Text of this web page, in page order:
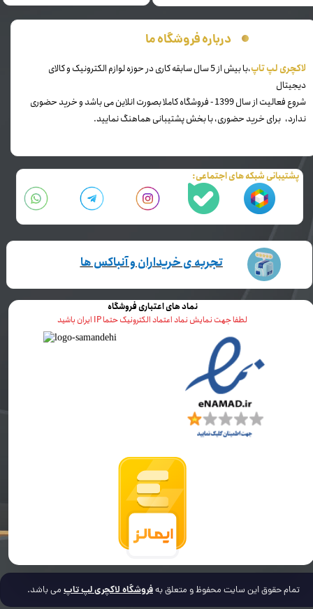
پشتیبانی شبکه های اجتماعی:
تمام حقوق این سایت محفوظ و متعلق بهفروشگاه لاکچری لپ تاپ می باشد.
درباره فروشگاه ما
​لاکچری لپ تاپ
،با بیش از 5 سال سابقه کاری در حوزه لوازم الکترونیک و کالای
دیجیتال
شروع فعالیت از سال 1399 - فروشگاه کاملا بصورت انلاین می باشد و خرید حضوری
ندارد، برای خرید حضوری، با بخش پشتیبانی هماهنگ نمایید.
نماد های اعتباری فروشگاه
لطفا جهت نمایش نماد اعتماد الکترونیک حتما IP ایران باشید
تجربه ی خریداران و آنباکس ها